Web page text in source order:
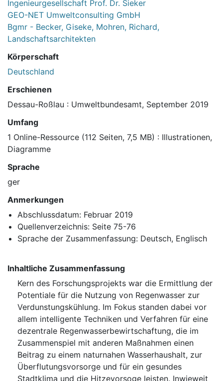
Ingenieurgesellschaft Prof. Dr. Sieker
GEO-NET Umweltconsulting GmbH
Bgmr - Becker, Giseke, Mohren, Richard,
Landschaftsarchitekten
Körperschaft
Deutschland
Erschienen
Dessau-Roßlau : Umweltbundesamt, September 2019
Umfang
1 Online-Ressource (112 Seiten, 7,5 MB) : Illustrationen,
Diagramme
Sprache
ger
Anmerkungen
Abschlussdatum: Februar 2019
Quellenverzeichnis: Seite 75-76
Sprache der Zusammenfassung: Deutsch, Englisch
Inhaltliche Zusammenfassung
Kern des Forschungsprojekts war die Ermittlung der
Potentiale für die Nutzung von Regenwasser zur
Verdunstungskühlung. Im Fokus standen dabei vor
allem intelligente Techniken und Verfahren für eine
dezentrale Regenwasserbewirtschaftung, die im
Zusammenspiel mit anderen Maßnahmen einen
Beitrag zu einem naturnahen Wasserhaushalt, zur
Überflutungsvorsorge und für ein gesundes
Stadtklima und die Hitzevorsoge leisten. Inwieweit